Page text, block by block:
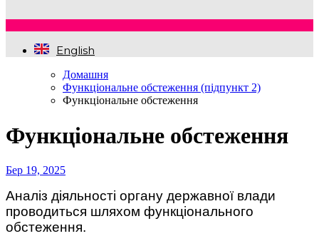
English
Домашня
Функціональне обстеження (підпункт 2)
Функціональне обстеження
Функціональне обстеження
Бер 19, 2025
Аналіз діяльності органу державної влади
проводиться шляхом функціонального
обстеження.